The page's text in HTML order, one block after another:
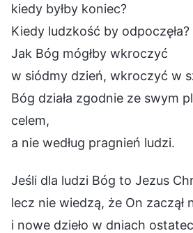
kiedy byłby koniec?
Kiedy ludzkość by odpoczęła?
Jak Bóg mógłby wkroczyć
w siódmy dzień, wkroczyć w
Bóg działa zgodnie ze swym
celem,
a nie według pragnień ludzi.
Jeśli dla ludzi Bóg to Jezus
lecz nie wiedzą, że On zaczął
i nowe dzieło w dniach